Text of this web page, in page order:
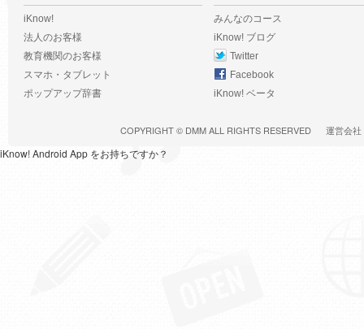
iKnow!
法人のお客様
教育機関のお客様
スマホ・タブレット
ポップアップ辞書
みんなのコース
iKnow! ブログ
Twitter
Facebook
iKnow! ベータ
COPYRIGHT © DMMALL RIGHTS RESERVED 運営会社
iKnow! Android App をお持ちですか？